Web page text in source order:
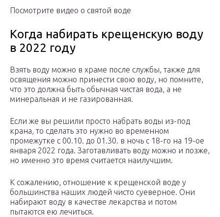
Посмотрите видео о святой воде
Когда набирать крещенскую воду
в 2022 году
Взять воду можно в храме после службы, также для
освящения можно принести свою воду, но помните,
что это должна быть обычная чистая вода, а не
минеральная и не газированная.
Если же вы решили просто набрать воды из-под
крана, то сделать это нужно во временном
промежутке с 00.10. до 01.30. в ночь с 18-го на 19-ое
января 2022 года. Заготавливать воду можно и позже,
но именно это время считается наилучшим.
К сожалению, отношение к крещенской воде у
большинства наших людей чисто суеверное. Они
набирают воду в качестве лекарства и потом
пытаются ею лечиться.